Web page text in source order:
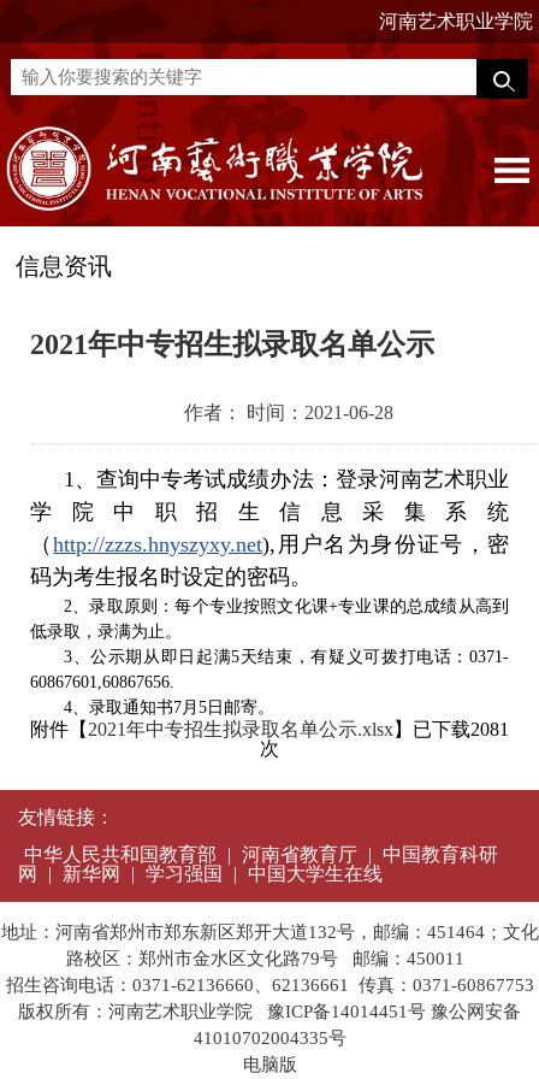
河南艺术职业学院
信息资讯
2021年中专招生拟录取名单公示
作者： 时间：2021-06-28
1、查询中专考试成绩办法：登录河南艺术职业
学院中职招生信息采集系统
（http://zzzs.hnyszyxy.net),用户名为身份证号，密
码为考生报名时设定的密码。
2、录取原则：每个专业按照文化课+专业课的总成绩从高到
低录取，录满为止。
3、公示期从即日起满5天结束，有疑义可拨打电话：0371-
60867601,60867656.
4、录取通知书7月5日邮寄。
附件【 2021年中专招生拟录取名单公示.xlsx】已下载2081
次
友情链接：
中华人民共和国教育部
| 河南省教育厅 |
中国教育科研
网
| 新华网 | 学习强国 | 中国大学生在线
地址：河南省郑州市郑东新区郑开大道132号，邮编：451464；文化
路校区：郑州市金水区文化路79号 邮编：450011
招生咨询电话：0371-62136660、62136661 传真：0371-60867753
版权所有：河南艺术职业学院 豫ICP备14014451号 豫公网安备
41010702004335号
电脑版